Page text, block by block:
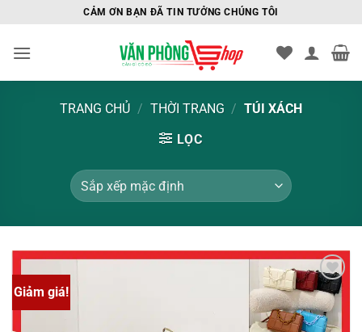
nội
CẢM ƠN BẠN ĐÃ TIN TƯỞNG CHÚNG TÔI
TRANG CHỦ / THỜI TRANG / TÚI XÁCH
LỌC
Giảm giá!